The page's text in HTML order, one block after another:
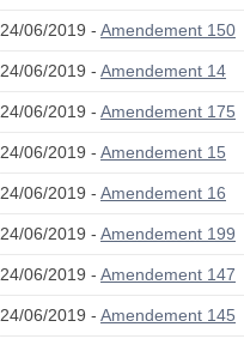
24/06/2019 - Amendement 150
24/06/2019 - Amendement 14
24/06/2019 - Amendement 175
24/06/2019 - Amendement 15
24/06/2019 - Amendement 16
24/06/2019 - Amendement 199
24/06/2019 - Amendement 147
24/06/2019 - Amendement 145